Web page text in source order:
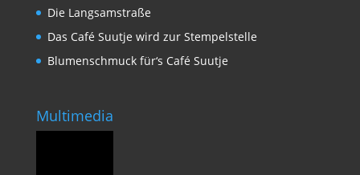
Die Langsamstraße
Das Café Suutje wird zur Stempelstelle
Blumenschmuck für‘s Café Suutje
Multimedia